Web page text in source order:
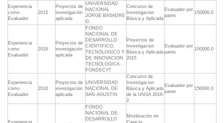
Experiencia
como
Evaluador
2015
Proyectos de
investigación
aplicada
UNIVERSIDAD
NACIONAL
JORGE BASADRE
G.
Concurso de
Investigacion
Básica y Aplicada
Evaluador por
pares
150000.0
Experiencia
como
Evaluador
2016
Proyectos de
investigación
aplicada
FONDO
NACIONAL DE
DESARROLLO
CIENTIFICO,
TECNOLOGICO Y
DE INNOVACION
TECNOLOGICA -
FONDECYT
Proyectos de
Investigacion
Básica y Aplicada
2015
Evaluador por
pares
100000.0
Experiencia
como
Evaluador
2016
Proyectos de
investigación
aplicada
UNIVERSIDAD
NACIONAL DE
SAN AGUSTIN
Concurso de
Investigacion
Básica y Aplicada
de la UNSA 2016-
2
Evaluador por
pares
150000.0
Experiencia
FONDO
NACIONAL DE
DESARROLLO
Movilización en
Ciencia